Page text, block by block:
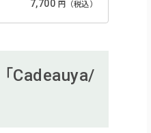
7,700 円（税込）
Cadeauya/